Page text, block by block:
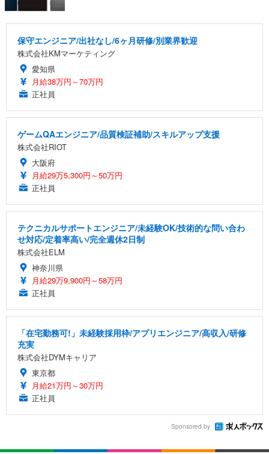
保守エンジニア/出社なし/6ヶ月研修/別業界歓迎
株式会社KMマーケティング
愛知県
月給38万円～70万円
正社員
ゲームQAエンジニア/品質検証補助/スキルアップ支援
株式会社RIOT
大阪府
月給29万5,300円～50万円
正社員
テクニカルサポートエンジニア/未経験OK/技術的な問い合わ
せ対応/定着率高い/完全週休2日制
株式会社ELM
神奈川県
月給29万9,900円～58万円
正社員
「在宅勤務可!」未経験採用枠/アプリエンジニア/高収入/研修
充実
株式会社DYMキャリア
東京都
月給21万円～30万円
正社員
Sponsored by